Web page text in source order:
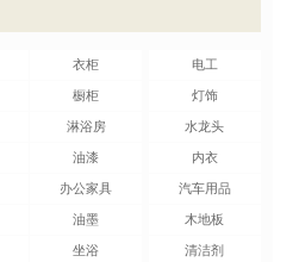
衣柜 电工
橱柜 灯饰
淋浴房 水龙头
油漆 内衣
办公家具 汽车用品
油墨 木地板
坐浴 清洁剂